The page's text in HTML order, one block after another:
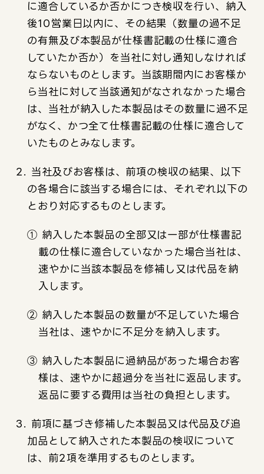
に適合しているか否かにつき検収を行い、納入
後10営業日以内に、その結果（数量の過不足
の有無及び本製品が仕様書記載の仕様に適合
していたか否か）を当社に対し通知しなければ
ならないものとします。当該期間内にお客様か
ら当社に対して当該通知がなされなかった場合
は、当社が納入した本製品はその数量に過不足
がなく、かつ全て仕様書記載の仕様に適合して
いたものとみなします。
2. 当社及びお客様は、前項の検収の結果、以下
の各場合に該当する場合には、それぞれ以下の
とおり対応するものとします。
① 納入した本製品の全部又は一部が仕様書記
載の仕様に適合していなかった場合当社は、
速やかに当該本製品を修補し又は代品を納
入します。
② 納入した本製品の数量が不足していた場合
当社は、速やかに不足分を納入します。
③ 納入した本製品に過納品があった場合お客
様は、速やかに超過分を当社に返品します。
返品に要する費用は当社の負担とします。
3. 前項に基づき修補した本製品又は代品及び追
加品として納入された本製品の検収について
は、前2項を準用するものとします。